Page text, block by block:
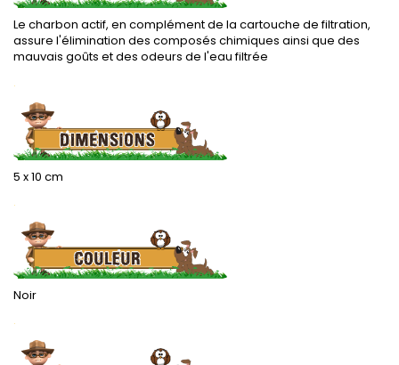
Le charbon actif, en complément de la cartouche de filtration,
assure l'élimination des composés chimiques ainsi que des
mauvais goûts et des odeurs de l'eau filtrée
.
5 x 10 cm
.
Noir
.